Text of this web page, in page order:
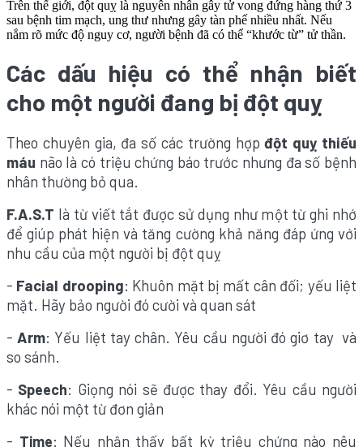
Trên thế giới, đột quỵ là nguyên nhân gây tử vong đứng hàng thứ 3
sau bệnh tim mạch, ung thư nhưng gây tàn phế nhiều nhất. Nếu
nắm rõ mức độ nguy cơ, người bệnh đã có thể “khước từ” tử thần.
Các dấu hiệu có thể nhận biết
cho một người đang bị đột quỵ
Theo chuyên gia, đa số các trường hợpđột quỵ thiếu
máu não là có triệu chứng báo trước nhưng đa số bệnh
nhân thường bỏ qua.
F.A.S.T là từ viết tắt được sử dụng như một từ ghi nhớ
để giúp phát hiện và tăng cường khả năng đáp ứng với
nhu cầu của một người bị đột quỵ
- Facial drooping: Khuôn mặt bị mất cân đối; yếu liệt
mặt. Hãy bảo người đó cười và quan sát
- Arm: Yếu liệt tay chân. Yêu cầu người đó giơ tay và
so sánh.
- Speech: Giọng nói sẽ được thay đổi. Yêu cầu người
khác nói một từ đơn giản
- Time: Nếu nhận thấy bất kỳ triệu chứng nào nêu